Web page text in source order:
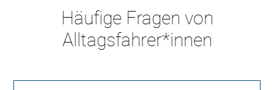
Häufige Fragen von
Alltagsfahrer*innen